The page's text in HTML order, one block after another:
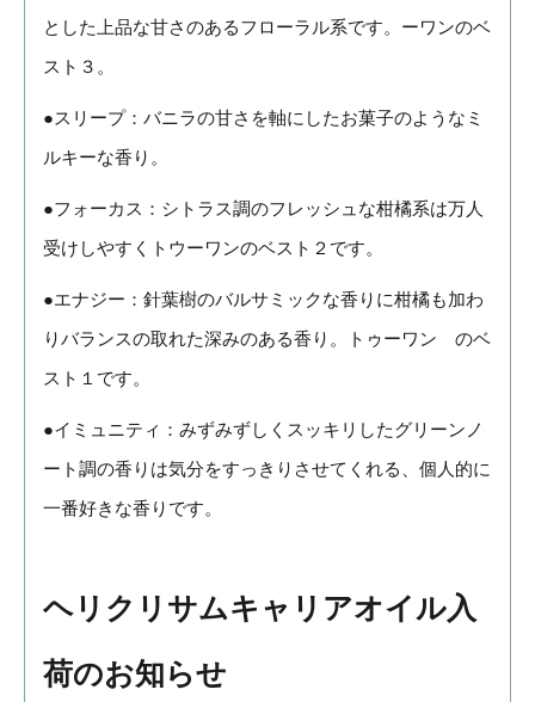
とした上品な甘さのあるフローラル系です。ーワンのベ
スト３。
●スリープ：バニラの甘さを軸にしたお菓子のようなミ
ルキーな香り。
●フォーカス：シトラス調のフレッシュな柑橘系は万人
受けしやすくトウーワンのベスト２です。
●エナジー：針葉樹のバルサミックな香りに柑橘も加わ
りバランスの取れた深みのある香り。トゥーワン のベ
スト１です。
●イミュニティ：みずみずしくスッキリしたグリーンノ
ート調の香りは気分をすっきりさせてくれる、個人的に
一番好きな香りです。
ヘリクリサムキャリアオイル入
荷のお知らせ